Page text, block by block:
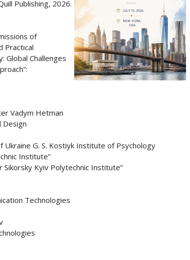
Publishing, 2026.
of
Practical
Global Challenges
Vadym Hetman
Design
Ukraine G. S. Kostiyk Institute of Psychology
Institute”
Sikorsky Kyiv Polytechnic Institute”
Technologies